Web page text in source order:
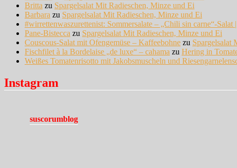
Britta zu Spargelsalat Mit Radieschen, Minze und Ei
Barbara zu Spargelsalat Mit Radieschen, Minze und Ei
#wirrettenwaszurettenist: Sommersalate – „Chili sin carne“-Salat
Pane-Bistecca zu Spargelsalat Mit Radieschen, Minze und Ei
Couscous-Salat mit Ofengemüse – Kaffeebohne zu Spargelsalat
Fischfilet à la Bordelaise „de luxe“ – cahama zu Hering in
Weißes Tomatenrisotto mit Jakobsmuscheln und
Instagram
suscorumblog